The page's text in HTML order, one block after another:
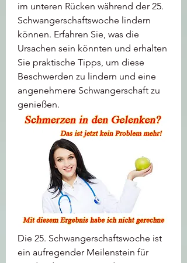
im unteren Rücken während der 25.
Schwangerschaftswoche lindern
können. Erfahren Sie, was die
Ursachen sein könnten und erhalten
Sie praktische Tipps, um diese
Beschwerden zu lindern und eine
angenehmere Schwangerschaft zu
genießen.
Die 25. Schwangerschaftswoche ist
ein aufregender Meilenstein für